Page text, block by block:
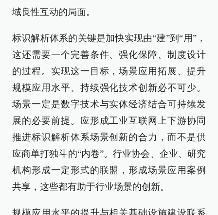
域良性互动的局面。
标识解析体系的关键是加快实现由“建”到“用”，
这还需要一个完善条件、强化保障、制度设计
的过程。实现这一目标，场景应用拓展、提升
规模应用水平、持续强化技术创新必不可少。
场景一定是数字技术与实体经济结合可持续发
展的必要前提。应形成工业互联网上下游协同
推进标识解析体系场景创新的合力，而不是供
应商单打独斗的“内卷”。行业协会、企业、研究
机构形成一定形式的联盟，形成场景应用案例
共享，这些都有助于行业场景的创新。
规模应用水平的提升与相关基础设施建设联系